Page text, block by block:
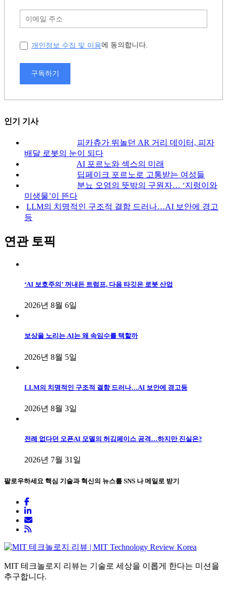
개인정보 수집 및 이용에 동의합니다.
구독하기
인기 기사
피카츄가 뛰놀던 AR 거리 데이터, 피자
배달 로봇의 눈이 되다
AI 포르노와 섹스의 미래
딥페이크 포르노로 고통받는 여성들
분뇨 오염의 뜻밖의 구원자… ‘지렁이와
미생물’이 뜬다
LLM의 치명적인 구조적 결함 드러나…AI 보안에 경고
등
연관 토픽
‘AI 보호주의’ 꺼내든 트럼프, 다음 타깃은 로봇 산업
2026년 8월 6일
보상을 노리는 AI는 왜 속임수를 택할까
2026년 8월 5일
LLM의 치명적인 구조적 결함 드러나…AI 보안에 경고등
2026년 8월 3일
전례 없다던 오픈AI 모델의 허깅페이스 공격…하지만 진실은?
2026년 7월 31일
팔로우하세요 핵심 기술과 혁신의 뉴스를 SNS 나 메일로 받기
MIT 테크놀로지 리뷰는 기술로 세상을 이롭게 한다는 미션을
추구합니다.